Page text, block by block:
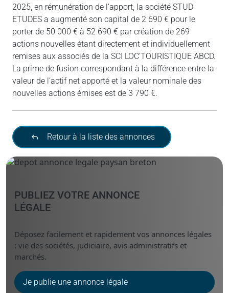
2025, en rémunération de l’apport, la société STUD
ETUDES a augmenté son capital de 2 690 € pour le
porter de 50 000 € à 52 690 € par création de 269
actions nouvelles étant directement et individuellement
remises aux associés de la SCI LOC’TOURISTIQUE ABCD.
La prime de fusion correspondant à la différence entre la
valeur de l’actif net apporté et la valeur nominale des
nouvelles actions émises est de 3 790 €.
Retour à la liste des annonces
PUBLIEZ VOTRE ANNONCE
LÉGALE
Déposez facilement et rapidement vos annonces légales
: vie des sociétés, judiciaire, avis administratifs et
marchés.
Je publie une annonce légale